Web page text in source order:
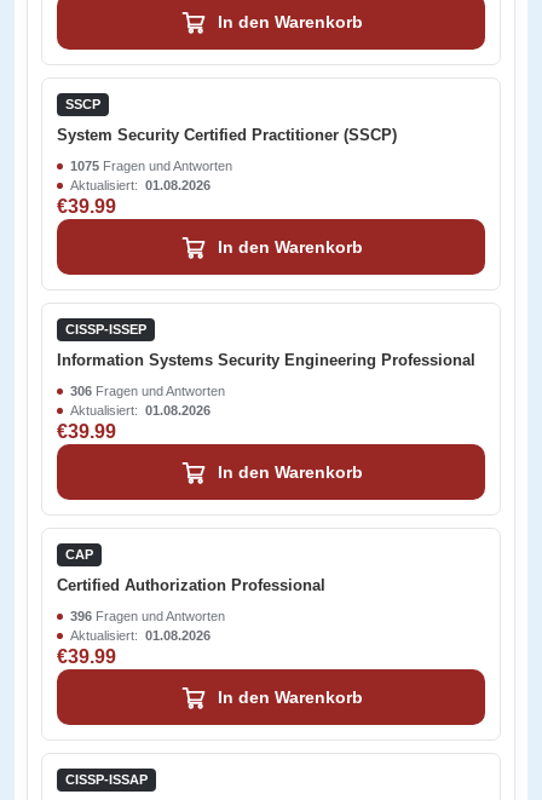
In den Warenkorb
SSCP
System Security Certified Practitioner (SSCP)
1075 Fragen und Antworten
Aktualisiert: 01.08.2026
€39.99
In den Warenkorb
CISSP-ISSEP
Information Systems Security Engineering Professional
306 Fragen und Antworten
Aktualisiert: 01.08.2026
€39.99
In den Warenkorb
CAP
Certified Authorization Professional
396 Fragen und Antworten
Aktualisiert: 01.08.2026
€39.99
In den Warenkorb
CISSP-ISSAP